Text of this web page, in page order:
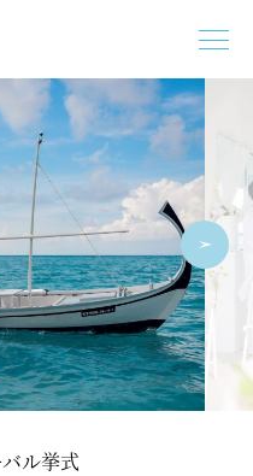
カレドニア
フィジー
オーストラリア
ット マルタ
チェコ
ージーランド
イタリア
ル挙式